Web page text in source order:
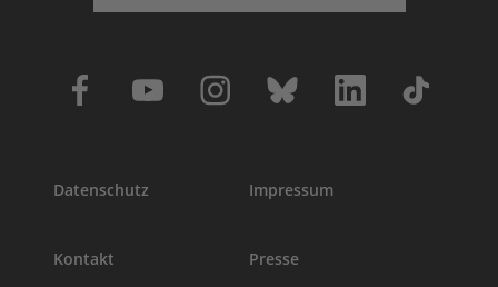
Datenschutz Impressum
Kontakt Presse